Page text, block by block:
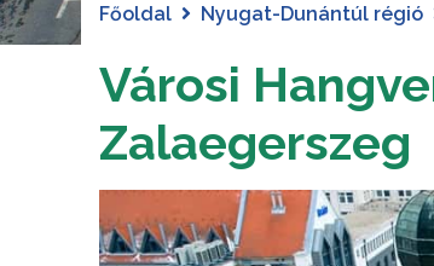
Főoldal Nyugat-Dunántúl régió
Városi
Zalaegerszeg